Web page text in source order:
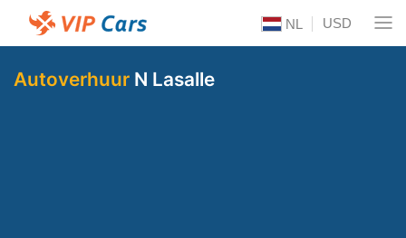
NL USD
Autoverhuur N Lasalle